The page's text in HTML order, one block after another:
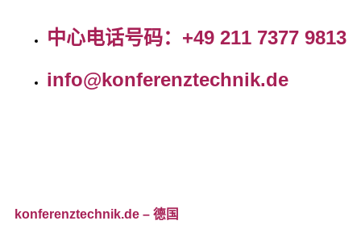
中心电话号码：+49 211 7377 9813
info@konferenztechnik.de
konferenztechnik.de – 德国